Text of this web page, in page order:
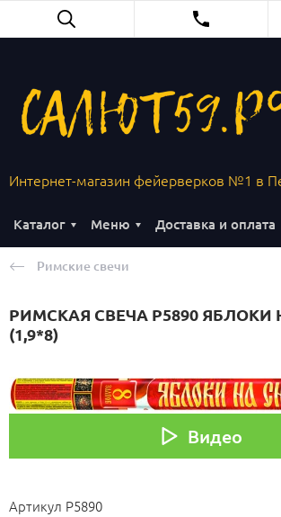
Интернет-магазин фейерверков №1 в
Каталог Меню Доставка и оплата
Римские свечи
РИМСКАЯ СВЕЧА Р5890 ЯБЛОКИ
(1,9*8)
Видео
Артикул Р5890